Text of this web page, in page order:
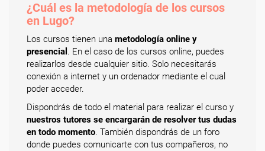
¿Cuál es la metodología de los cursos
en Lugo?
Los cursos tienen una metodología online y
presencial . En el caso de los cursos online, puedes
realizarlos desde cualquier sitio. Solo necesitarás
conexión a internet y un ordenador mediante el cual
poder acceder.
Dispondrás de todo el material para realizar el curso y
nuestros tutores se encargarán de resolver tus dudas
en todo momento. También dispondrás de un foro
donde puedes comunicarte con tus compañeros, no